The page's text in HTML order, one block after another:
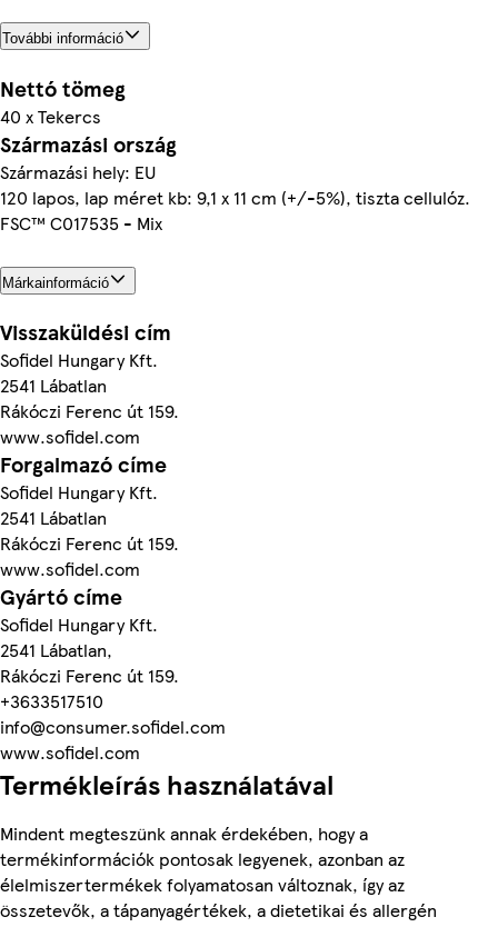
További információ
Nettó tömeg
40 x Tekercs
Származási ország
Származási hely: EU
120 lapos, lap méret kb: 9,1 x 11 cm (+/-5%), tiszta cellulóz.
FSC™ C017535 - Mix
Márkainformáció
Visszaküldési cím
Sofidel Hungary Kft.
2541 Lábatlan
Rákóczi Ferenc út 159.
www.sofidel.com
Forgalmazó címe
Sofidel Hungary Kft.
2541 Lábatlan
Rákóczi Ferenc út 159.
www.sofidel.com
Gyártó címe
Sofidel Hungary Kft.
2541 Lábatlan,
Rákóczi Ferenc út 159.
+3633517510
info@consumer.sofidel.com
www.sofidel.com
Termékleírás használatával
Mindent megteszünk annak érdekében, hogy a
termékinformációk pontosak legyenek, azonban az
élelmiszertermékek folyamatosan változnak, így az
összetevők, a tápanyagértékek, a dietetikai és allergén